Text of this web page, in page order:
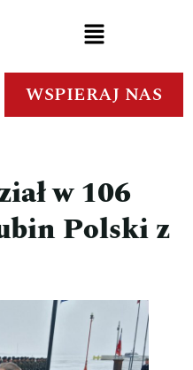
WSPIERAJ NAS
w 106
Polski z